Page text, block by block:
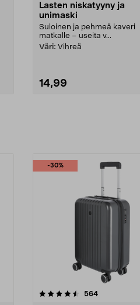
Lasten niskatyyny ja
unimaski
Suloinen ja pehmeä kaveri
matkalle – useita v...
Väri: Vihreä
14,99
-30%
564arvostelut
4.5 viidestä